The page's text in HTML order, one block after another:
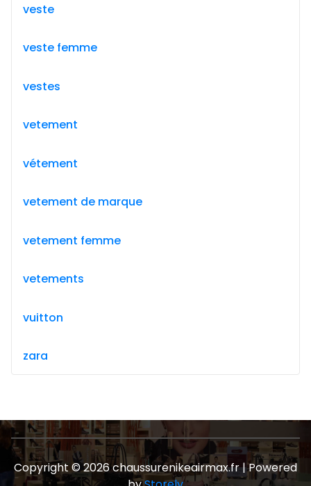
veste
veste femme
vestes
vetement
vétement
vetement de marque
vetement femme
vetements
vuitton
zara
Copyright © 2026 chaussurenikeairmax.fr | Powered